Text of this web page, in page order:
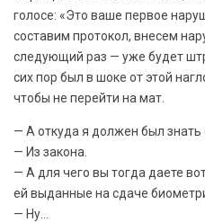
голосе: «Это ваше первое
составим протокол, внесем
следующий раз — уже будет
сих пор был в шоке от этой
чтобы не перейти на мат.
— А откуда я должен был знать
— Из закона.
— А для чего вы тогда даете
ей выданные на сдаче
— Ну…